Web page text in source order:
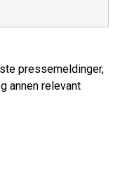
pressemeldinger,
annen relevant